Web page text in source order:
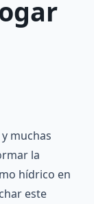
muchas
la
hídrico en
este